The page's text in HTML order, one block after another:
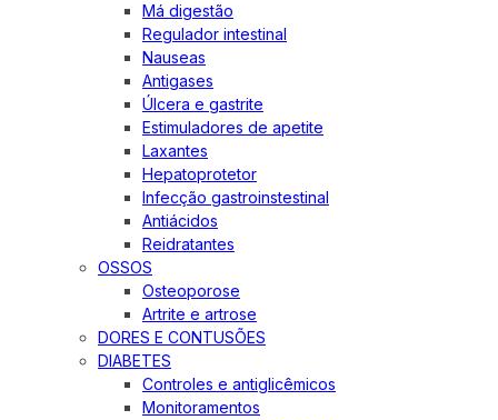
Má digestão
Regulador intestinal
Nauseas
Antigases
Úlcera e gastrite
Estimuladores de apetite
Laxantes
Hepatoprotetor
Infecção gastroinstestinal
Antiácidos
Reidratantes
OSSOS
Osteoporose
Artrite e artrose
DORES E CONTUSÕES
DIABETES
Controles e antiglicêmicos
Monitoramentos